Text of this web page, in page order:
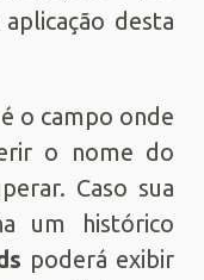
desta
o campo onde
o nome do
Caso sua
um histórico
poderá exibir